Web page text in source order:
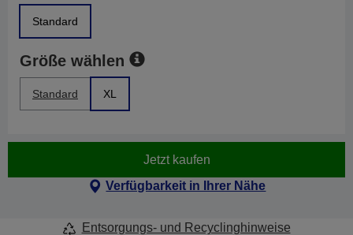
Standard
Größe wählen
Standard XL
Jetzt kaufen
Verfügbarkeit in Ihrer Nähe
Entsorgungs- und Recyclinghinweise